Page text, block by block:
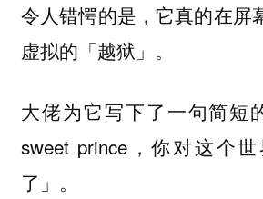
令人错愕的是，它真的在屏
虚拟的「越狱」。
大佬为它写下了一句简短
sweet prince，你对这个
了」。